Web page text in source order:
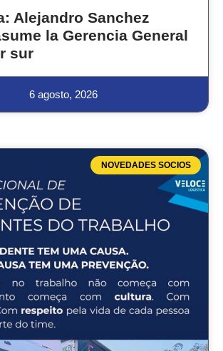
Alejandro Sanchez
la Gerencia General
sur
6 agosto, 2026
NOVEDADES SOCIOS